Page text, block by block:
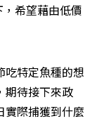
希望藉由低價
吃特定魚種的想
期待接下來政
實際捕獲到什麼